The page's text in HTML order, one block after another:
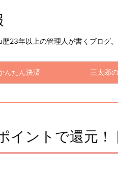
23年以上の管理人が書くブログ
んたん決済 三太郎
イントで還元！